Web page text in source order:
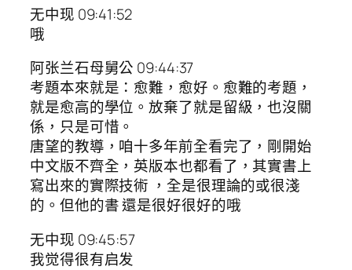
无中现 09:41:52
哦
阿张兰石母舅公 09:44:37
考題本來就是：愈難，愈好。愈難的考題，
就是愈高的學位。放棄了就是留級，也沒關
係，只是可惜。
唐望的教導，咱十多年前全看完了，剛開始
中文版不齊全，英版本也都看了，其實書上
寫出來的實際技術 ，全是很理論的或很淺
的。但他的書 還是很好很好的哦
无中现 09:45:57
我觉得很有启发